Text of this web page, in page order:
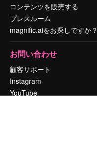
コンテンツを販売する
プレスルーム
magnific.aiをお探しですか？
お問い合わせ
顧客サポート
Instagram
YouTube